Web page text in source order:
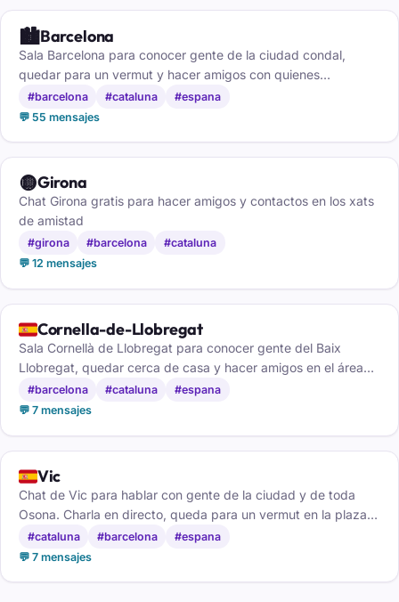
🏙️Barcelona
Sala Barcelona para conocer gente de la ciudad condal,
quedar para un vermut y hacer amigos con quienes
comparten tu barrio.
#barcelona #cataluna
#espana
💬 55 mensajes
🟡Girona
Chat Girona gratis para hacer amigos y contactos en los xats
de amistad
#girona #barcelona
#cataluna
💬 12 mensajes
🇪🇸Cornella-de-Llobregat
Sala Cornellà de Llobregat para conocer gente del Baix
Llobregat, quedar cerca de casa y hacer amigos en el área
de Barcelona.
#barcelona #cataluna
#espana
💬 7 mensajes
🇪🇸Vic
Chat de Vic para hablar con gente de la ciudad y de toda
Osona. Charla en directo, queda para un vermut en la plaza y
haz amigos, gratis y sin registro.
#cataluna #barcelona
#espana
💬 7 mensajes